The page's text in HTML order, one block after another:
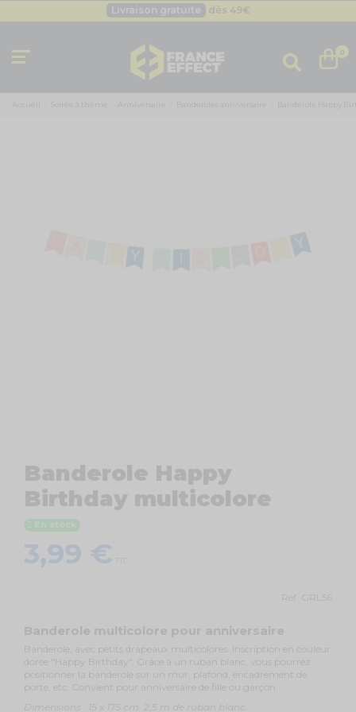
Livraison gratuite dès 49€
Livraison gratuite dès 49 0
Accueil Soirée à thème Anniversaire Banderoles anniversaire Banderole Happy
Banderole Happy
Birthday multicolore
En stock
3,99 €
Ref. GRL56
Banderole multicolore pour anniversaire
Banderole, avec petits drapeaux multicolores. Inscription en couleur
dorée "Happy Birthday". Grâce à un ruban blanc, vous pourrez
positionner la banderole sur un mur, plafond, encadrement de
porte, etc. Convient pour anniversaire de fille ou garçon.
Dimensions : 15 x 175 cm. 2,5 m de ruban blanc.